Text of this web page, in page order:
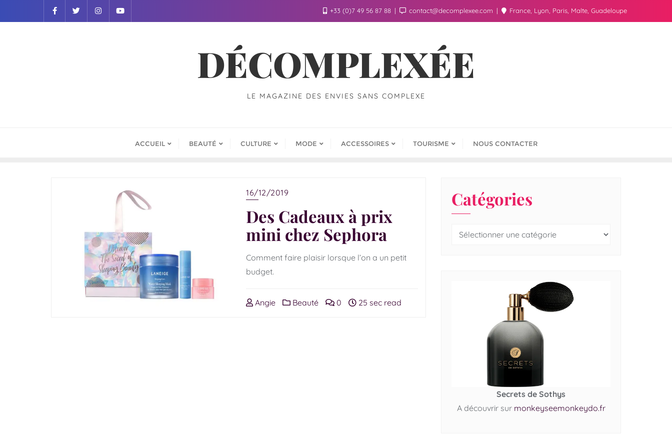
+33 (0)7 49 56 87 88 contact@decomplexee.com France, Lyon, Paris, Malte, Guadeloupe
DÉCOMPLEXÉE
LE MAGAZINE DES ENVIES SANS COMPLEXE
ACCUEIL BEAUTÉ CULTURE MODE ACCESSOIRES TOURISME NOUS CONTACTER
16/12/2019
Des Cadeaux à prix
mini chez Sephora
Comment faire plaisir lorsque l’on a un petit
budget.
Angie Beauté 0 25 sec read
Catégories
Secrets de Sothys
A découvrir sur monkeyseemonkeydo.fr